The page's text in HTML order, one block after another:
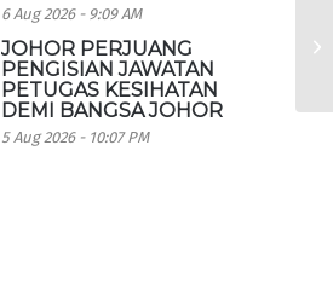
6 Aug 2026 - 9:09 AM
JOHOR PERJUANG
PENGISIAN JAWATAN
PETUGAS KESIHATAN
DEMI BANGSA JOHOR
5 Aug 2026 - 10:07 PM